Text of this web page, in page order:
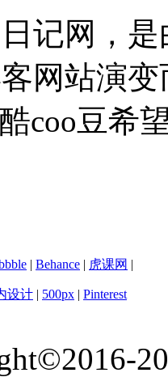
记网，
网站演
coo豆希
| Behance | 虎课网 |
设计 | 500px | Pinterest
©2016-